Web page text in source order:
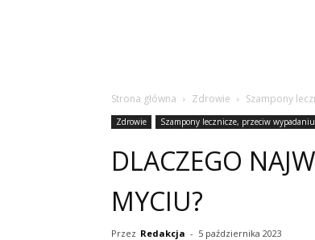
Strona główna Zdrowie Szampony
Zdrowie Szampony lecznicze, przeciw
DLACZEGO
MYCIU?
Przez Redakcja - 5 października 2023